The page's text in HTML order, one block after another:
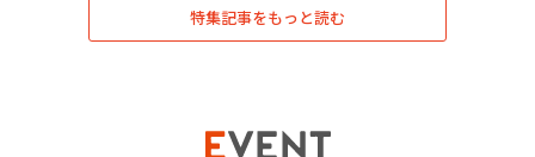
特集記事をもっと読む